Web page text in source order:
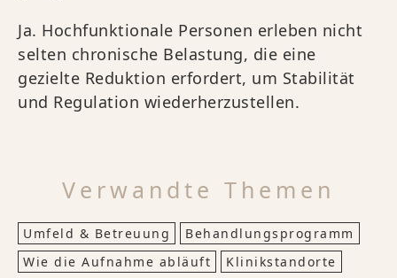
Ja. Hochfunktionale Personen erleben nicht
selten chronische Belastung, die eine
gezielte Reduktion erfordert, um Stabilität
und Regulation wiederherzustellen.
Verwandte Themen
Umfeld & Betreuung
Behandlungsprogramm
Wie die Aufnahme abläuft
Klinikstandorte